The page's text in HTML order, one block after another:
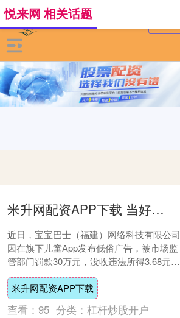
悦来网 相关话题
米升网配资APP下载 当好儿童App“看门人”
近日，宝宝巴士（福建）网络科技有限公司
因在旗下儿童App发布低俗广告，被市场监
管部门罚款30万元，没收违法所得3.68元。
此次行政处罚实为去年引发家长抗议的“儿....
米升网配资APP下载
查看： 95 分类： 杠杆炒股开户